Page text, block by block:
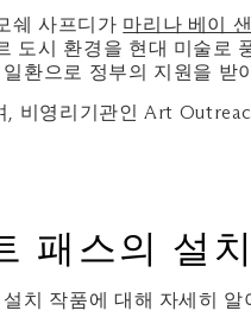
쉐 사프디가 마리나 베이
시 환경을 현대 미술로
환으로 정부의 지원을 받
비영리기관인 Art
패스의 설
치 작품에 대해 자세히 알